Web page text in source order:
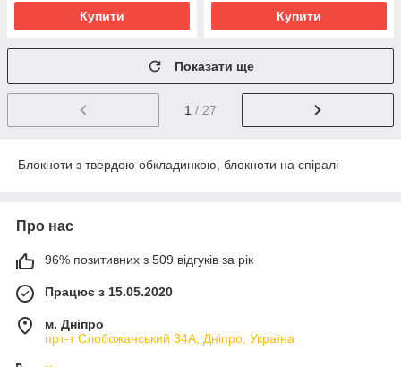
Купити Купити
Показати ще
1 / 27
Блокноти з твердою обкладинкою, блокноти на спіралі
Про нас
96% позитивних з 509 відгуків за рік
Працює з 15.05.2020
м. Дніпро
прт-т Слобожанський 34А, Дніпро, Україна